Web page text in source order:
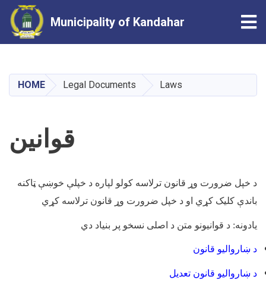
main
content
Municipality of Kandahar
HOME Legal Documents Laws
قوانین
د خپل ضرورت وړ قانون ترلاسه کولو لپاره د خپلې خوښې ټاکنه
باندې کلیک کړي او د خپل ضرورت وړ قانون ترلاسه کړي
یادونه: د قوانیونو متن د اصلی نسخو پر بنیاد دي
د ښاروالیو قانون
د ښاروالیو قانون تعدیل